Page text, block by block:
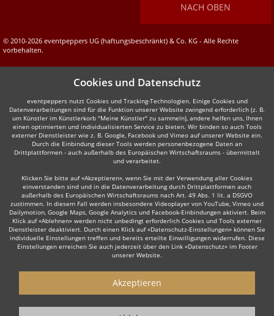
NACH OBEN
© 2010-2026 eventpeppers UG (haftungsbeschränkt) & Co. KG - Alle Rechte
vorbehalten.
Cookies und Datenschutz
eventpeppers nutzt Cookies und Tracking-Technologien. Einige Cookies und
Datenverarbeitungen sind für die Funktion unserer Website zwingend erforderlich (z. B.
um Künstler im Künstlerkorb "Meine Künstler" zu sammeln), andere helfen uns, Ihnen
einen optimierten und individualisierten Service zu bieten. Wir binden so auch Tools
externer Dienstleister wie z. B. Google, Facebook und Vimeo auf unserer Website ein.
Durch die Einbindung dieser Tools werden personenbezogene Daten an
Drittplattformen - auch außerhalb des Europäischen Wirtschaftsraums - übermittelt
und verarbeitet.
Klicken Sie bitte auf «Akzeptieren», wenn Sie mit der Verwendung aller Cookies
einverstanden sind und in die Datenverarbeitung durch Drittplattformen auch
außerhalb des Europäischen Wirtschaftsraums nach Art. 49 Abs. 1 lit. a DSGVO
zustimmen. In diesem Fall werden insbesondere Videoplayer von YouTube, Vimeo und
Dailymotion, Google Maps, Google Analytics und Facebook-Einbindungen aktiviert. Beim
Klick auf «Ablehnen» werden nicht unbedingt erforderlich Cookies und Tools externer
Dienstleister deaktiviert. Durch einen Klick auf «Datenschutz-Einstellungen» können Sie
individuelle Einstellungen treffen und bereits erteilte Einwilligungen widerrufen. Diese
Einstellungen erreichen Sie auch jederzeit über den Link «Datenschutz» im Footer
unserer Website.
Akzeptieren